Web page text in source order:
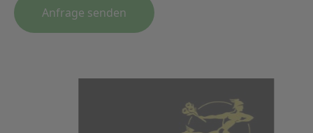
Anfrage senden